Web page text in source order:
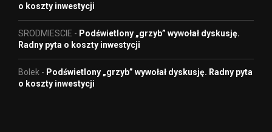
o koszty inwestycji
SRODMIESCIE - Podświetlony „grzyb” wywołał dyskusję.
Radny pyta o koszty inwestycji
Bolek - Podświetlony „grzyb” wywołał dyskusję. Radny pyta
o koszty inwestycji